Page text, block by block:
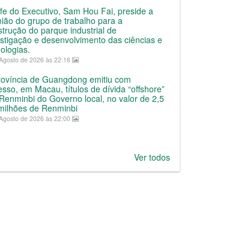
do Executivo, Sam Hou Fai, preside a
do grupo de trabalho para a
do parque industrial de
e desenvolvimento das ciências e
de 2026 às 22:16
de Guangdong emitiu com
em Macau, títulos de dívida “offshore”
do Governo local, no valor de 2,5
de Renminbi
de 2026 às 22:00
Ver todos